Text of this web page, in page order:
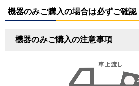
機器のみご購入の場合は必ずご確
機器のみご購入の注意事項